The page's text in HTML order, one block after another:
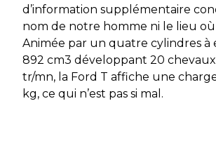
d’information supplémentaire
nom de notre homme ni le lieu
Animée par un quatre cylindres à
892 cm3 développant 20 chevaux
tr/mn, la Ford T affiche une
kg, ce qui n’est pas si mal.